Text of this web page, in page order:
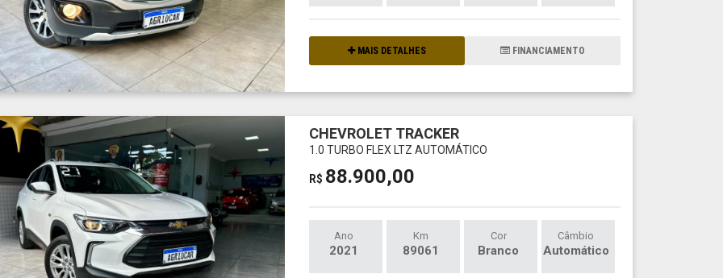
MAIS DETALHES FINANCIAMENTO
CHEVROLET TRACKER
1.0 TURBO FLEX LTZ AUTOMÁTICO
R$ 88.900,00
Ano
2021
Km
89061
Cor
Branco
Câmbio
Automático